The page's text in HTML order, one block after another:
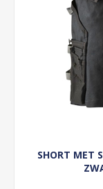
SHORT MET